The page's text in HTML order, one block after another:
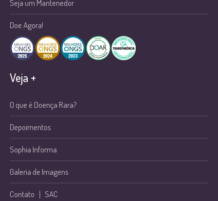
Seja um Mantenedor
Doe Agora!
Veja +
O que é Doença Rara?
Depoimentos
Sophia Informa
Galeria de Imagens
Contato |SAC